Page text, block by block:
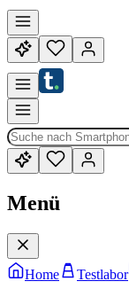
Menü
Home Testlabor